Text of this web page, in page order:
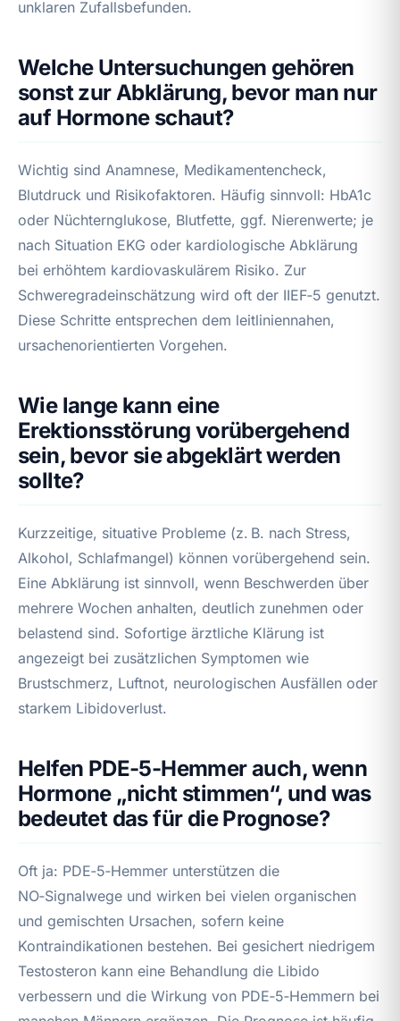
unklaren Zufallsbefunden.
Welche Untersuchungen gehören
sonst zur Abklärung, bevor man nur
auf Hormone schaut?
Wichtig sind Anamnese, Medikamentencheck,
Blutdruck und Risikofaktoren. Häufig sinnvoll: HbA1c
oder Nüchternglukose, Blutfette, ggf. Nierenwerte; je
nach Situation EKG oder kardiologische Abklärung
bei erhöhtem kardiovaskulärem Risiko. Zur
Schweregradeinschätzung wird oft der IIEF‑5 genutzt.
Diese Schritte entsprechen dem leitliniennahen,
ursachenorientierten Vorgehen.
Wie lange kann eine
Erektionsstörung vorübergehend
sein, bevor sie abgeklärt werden
sollte?
Kurzzeitige, situative Probleme (z. B. nach Stress,
Alkohol, Schlafmangel) können vorübergehend sein.
Eine Abklärung ist sinnvoll, wenn Beschwerden über
mehrere Wochen anhalten, deutlich zunehmen oder
belastend sind. Sofortige ärztliche Klärung ist
angezeigt bei zusätzlichen Symptomen wie
Brustschmerz, Luftnot, neurologischen Ausfällen oder
starkem Libidoverlust.
Helfen PDE-5-Hemmer auch, wenn
Hormone „nicht stimmen“, und was
bedeutet das für die Prognose?
Oft ja: PDE‑5‑Hemmer unterstützen die
NO‑Signalwege und wirken bei vielen organischen
und gemischten Ursachen, sofern keine
Kontraindikationen bestehen. Bei gesichert niedrigem
Testosteron kann eine Behandlung die Libido
verbessern und die Wirkung von PDE‑5‑Hemmern bei